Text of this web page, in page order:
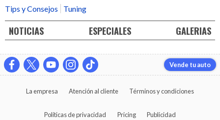
Tips y Consejos
Tuning
NOTICIAS ESPECIALES GALERIAS
Vende tu auto
La empresa Atención al cliente Términos y condiciones
Políticas de privacidad Pricing Publicidad